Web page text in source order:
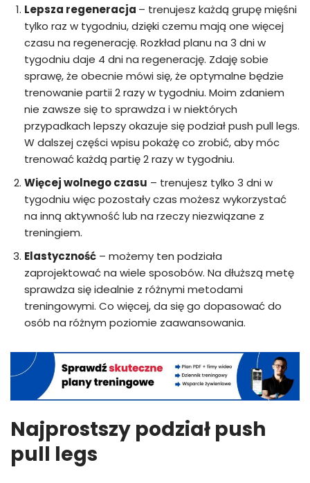
Lepsza regeneracja – trenujesz każdą grupę mięśni
tylko raz w tygodniu, dzięki czemu mają one więcej
czasu na regenerację. Rozkład planu na 3 dni w
tygodniu daje 4 dni na regenerację. Zdaję sobie
sprawę, że obecnie mówi się, że optymalne będzie
trenowanie partii 2 razy w tygodniu. Moim zdaniem
nie zawsze się to sprawdza i w niektórych
przypadkach lepszy okazuje się podział push pull legs.
W dalszej części wpisu pokażę co zrobić, aby móc
trenować każdą partię 2 razy w tygodniu.
Więcej wolnego czasu – trenujesz tylko 3 dni w
tygodniu więc pozostały czas możesz wykorzystać
na inną aktywność lub na rzeczy niezwiązane z
treningiem.
Elastyczność – możemy ten podziała
zaprojektować na wiele sposobów. Na dłuższą metę
sprawdza się idealnie z różnymi metodami
treningowymi. Co więcej, da się go dopasować do
osób na różnym poziomie zaawansowania.
Najprostszy podział push
pull legs